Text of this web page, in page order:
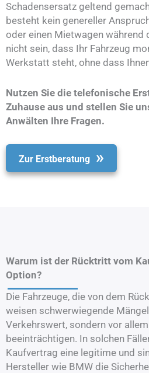
Schadensersatz geltend
besteht kein genereller
oder einen Mietwagen während
nicht sein, dass Ihr Fahrzeug
Werkstatt steht, ohne dass
Nutzen Sie die telefonische
Zuhause aus und stellen Sie
Anwälten Ihre Fragen.
Zur Erstberatung
Warum ist der Rücktritt vom
Option?
Die Fahrzeuge, die von dem
weisen schwerwiegende
Verkehrswert, sondern vor
beeinträchtigen. In solchen
Kaufvertrag eine legitime und
Hersteller wie BMW die